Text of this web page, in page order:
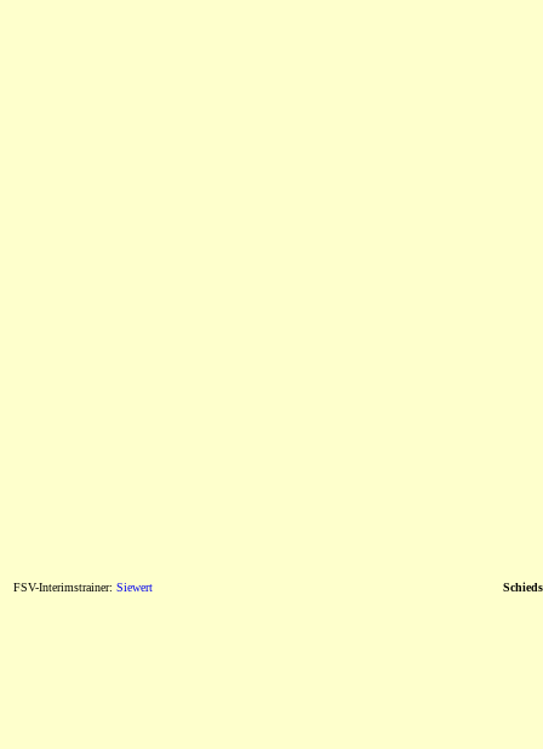
FSV-Interimstrainer: Siewert